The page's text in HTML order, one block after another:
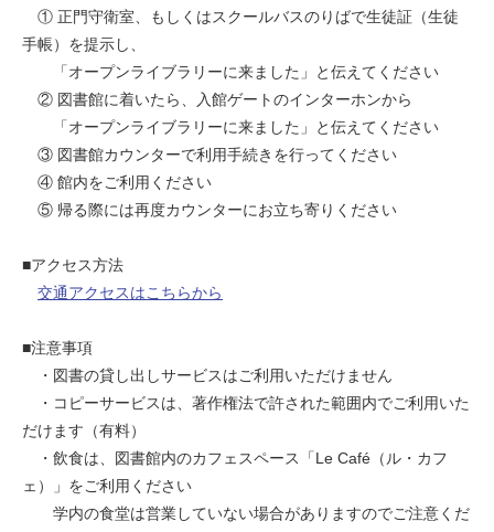
① 正門守衛室、もしくはスクールバスのりばで生徒証（生徒
手帳）を提示し、
「オープンライブラリーに来ました」と伝えてください
② 図書館に着いたら、入館ゲートのインターホンから
「オープンライブラリーに来ました」と伝えてください
③ 図書館カウンターで利用手続きを行ってください
④ 館内をご利用ください
⑤ 帰る際には再度カウンターにお立ち寄りください
■アクセス方法
交通アクセスはこちらから
■注意事項
・図書の貸し出しサービスはご利用いただけません
・コピーサービスは、著作権法で許された範囲内でご利用いた
だけます（有料）
・飲食は、図書館内のカフェスペース「Le Café（ル・カフ
ェ）」をご利用ください
学内の食堂は営業していない場合がありますのでご注意くだ